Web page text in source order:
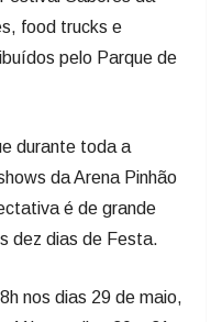
pelo Parque de
da Arena Pinhão
é de grande
dez dias de Festa.
11h nos dias 30 e 31